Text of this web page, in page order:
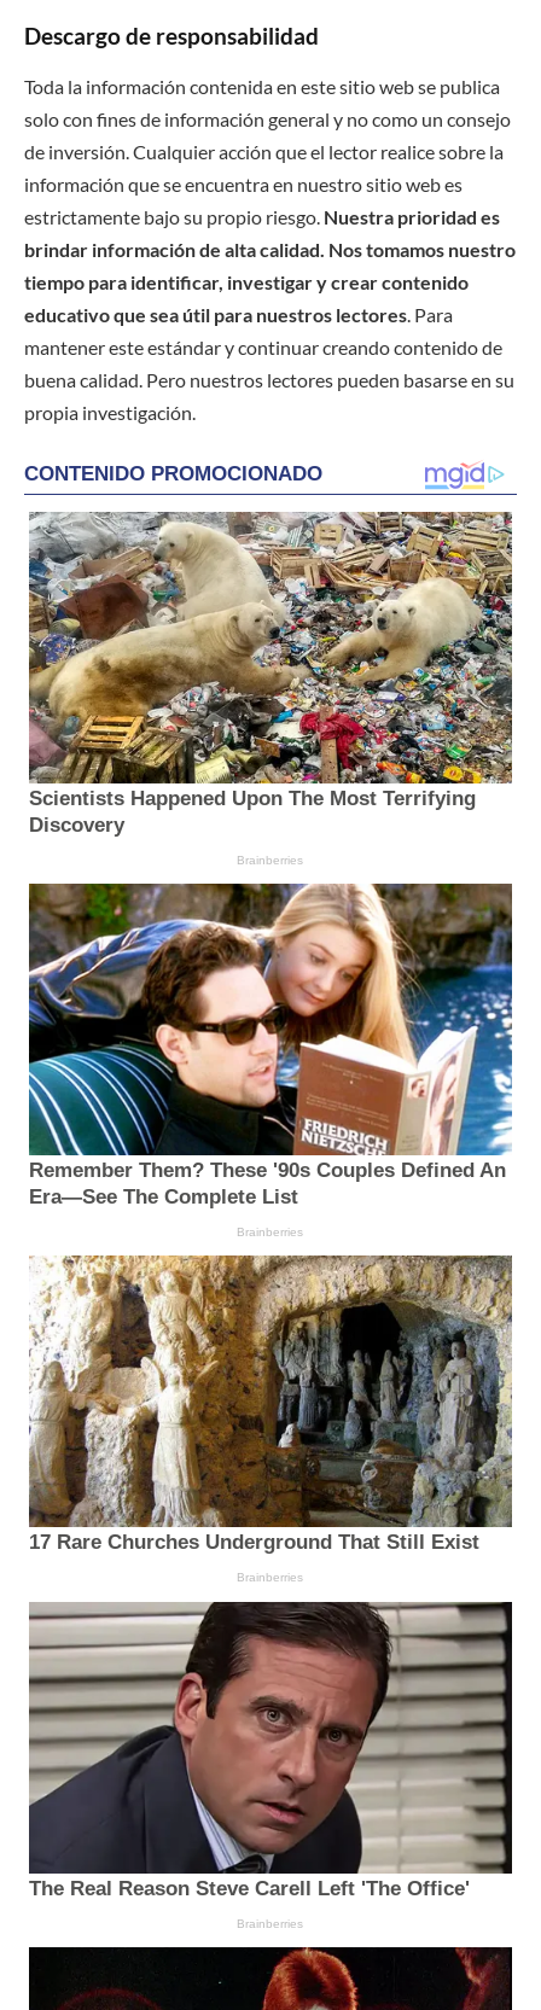
Descargo de responsabilidad
Toda la información contenida en este sitio web se publica
solo con fines de información general y no como un consejo
de inversión. Cualquier acción que el lector realice sobre la
información que se encuentra en nuestro sitio web es
estrictamente bajo su propio riesgo. Nuestra prioridad es
brindar información de alta calidad. Nos tomamos nuestro
tiempo para identificar, investigar y crear contenido
educativo que sea útil para nuestros lectores. Para
mantener este estándar y continuar creando contenido de
buena calidad. Pero nuestros lectores pueden basarse en su
propia investigación.